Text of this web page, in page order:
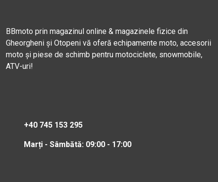
BBmoto prin magazinul online & magazinele fizice din
Gheorgheni și Otopeni vă oferă echipamente moto, accesorii
moto și piese de schimb pentru motociclete, snowmobile,
ATV-uri!
+40 745 153 295
Marți - Sâmbătă: 09:00 - 17:00